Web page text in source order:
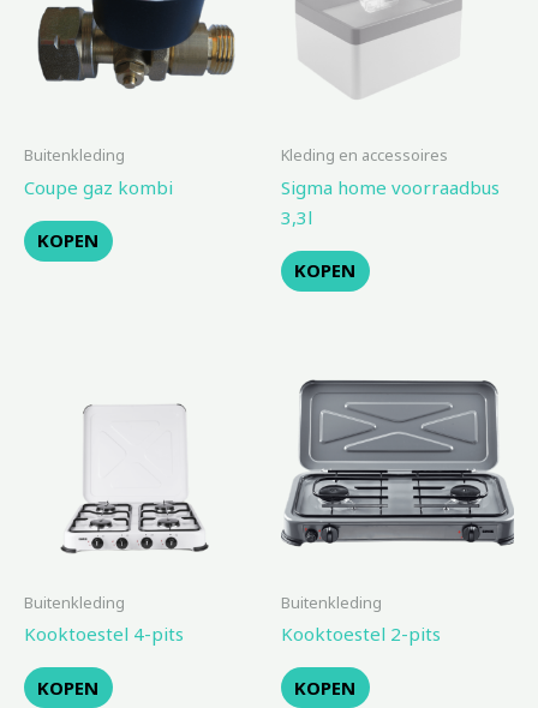
Buitenkleding
Coupe gaz kombi
KOPEN
Kleding en accessoires
Sigma home voorraadbus
3,3l
KOPEN
Buitenkleding
Kooktoestel 4-pits
KOPEN
Buitenkleding
Kooktoestel 2-pits
KOPEN